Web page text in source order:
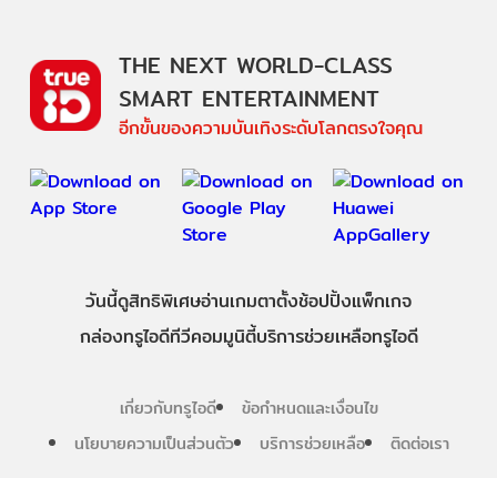
THE NEXT WORLD-CLASS
SMART ENTERTAINMENT
อีกขั้นของความบันเทิงระดับโลกตรงใจคุณ
วันนี้ดูสิทธิพิเศษอ่านเกมตาตั้งช้อปปิ้งแพ็กเกจ
กล่องทรูไอดีทีวีคอมมูนิตี้บริการช่วยเหลือทรูไอดี
เกี่ยวกับทรูไอดี
ข้อกำหนดและเงื่อนไข
นโยบายความเป็นส่วนตัว
บริการช่วยเหลือ ติดต่อเรา